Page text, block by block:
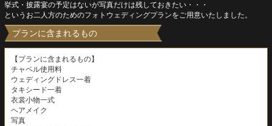
挙式・披露宴の予定はないが写真だけは残しておきたい・・・
というお二人方のためのフォトウェディングプランをご用意いたしました。
プランに含まれるもの
【プランに含まれるもの】
チャペル使用料
ウェディングドレス一着
タキシード一着
衣裳小物一式
ヘアメイク
写真